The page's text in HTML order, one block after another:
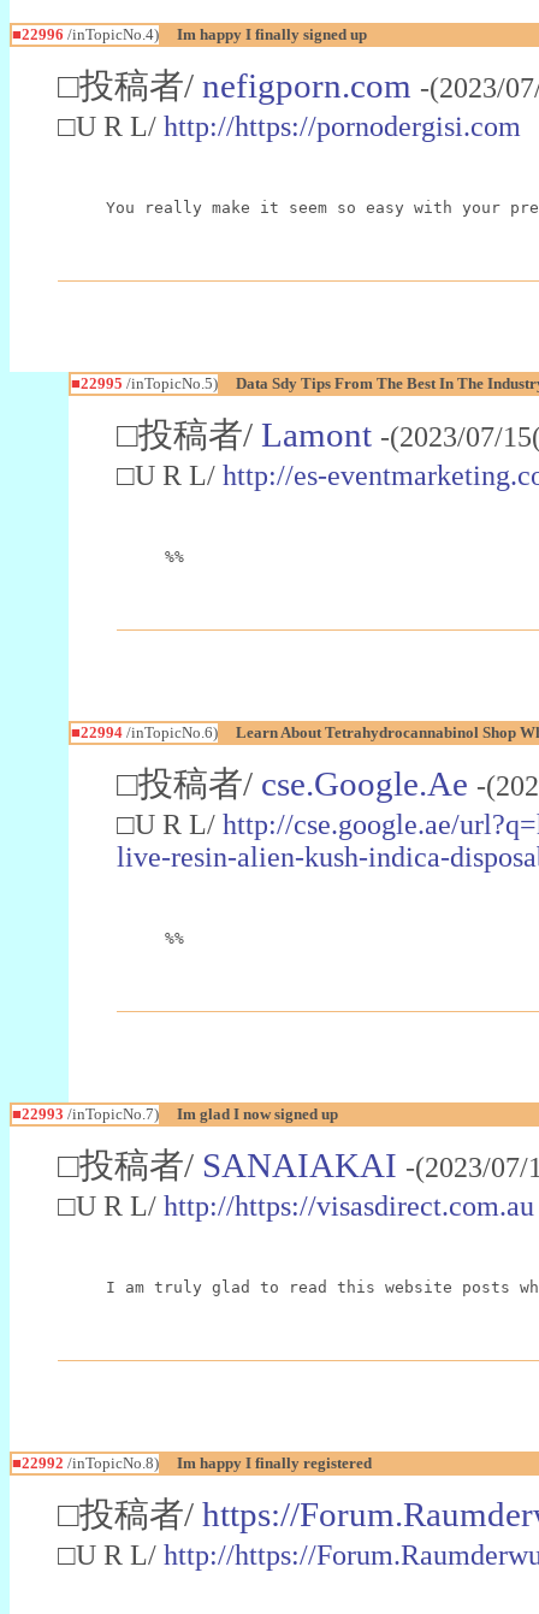
■22996 /inTopicNo.4) Im happy I finally signed up
□投稿者/ nefigporn.com -(2023/
□U R L/ http://https://pornodergisi.com
You really make it seem so easy with your
■22995 /inTopicNo.5) Data Sdy Tips From The Best In The
□投稿者/ Lamont -(2023/07/
□U R L/ http://es-
%%
■22994/inTopicNo.6) Learn About Tetrahydrocannabinol Shop
□投稿者/ cse.Google.Ae -
□U R L/ http://cse.google.ae/
live-resin-alien-kush-indica-
%%
■22993 /inTopicNo.7) Im glad I now signed up
□投稿者/ SANAIAKAI -(2023/
□U R L/ http://https://visasdirect.com.au
I am truly glad to read this website posts
■22992 /inTopicNo.8) Im happy I finally registered
□投稿者/ https://
□U R L/ http://https://